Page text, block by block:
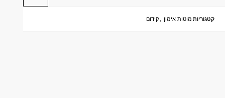
קטגוריות מוטות אימון ,קידום